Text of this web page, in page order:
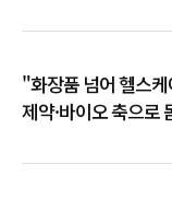
"화장품 넘어 헬스
제약·바이오 축으로